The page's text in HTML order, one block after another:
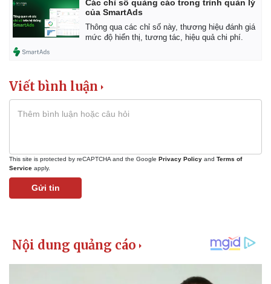
Các chỉ số quảng cáo trong trình quản lý
của SmartAds
Thông qua các chỉ số này, thương hiệu đánh giá
mức độ hiển thị, tương tác, hiệu quả chi phí.
Viết bình luận
This site is protected by reCAPTCHA and the Google Privacy Policy and Terms of
Service apply.
Gửi tin